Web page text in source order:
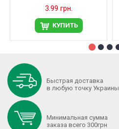
3.99 грн.
КУПИТЬ
Быстрая доставка
в любую точку Украины
Минимальная сумма
заказа всего 300грн